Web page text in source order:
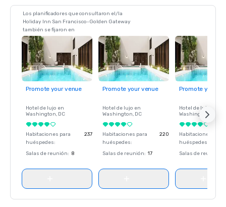
Los planificadores que consultaron el/la
Holiday Inn San Francisco-Golden Gateway
también se fijaron en
Promote your venue
Hotel de lujo en
Washington, DC
Habitaciones para
huéspedes:
237
Salas de reunión: 8
Promote your venue
Hotel de lujo en
Washington, DC
Habitaciones para
huéspedes:
220
Salas de reunión: 17
Promote your
Hotel de lujo en
Washington
Habitaciones para
huéspedes
Salas de reunión